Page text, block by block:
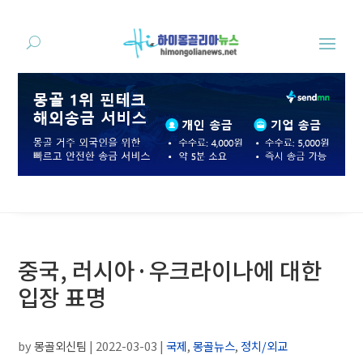
중국, 러시아·우크라이나에 대한
입장 표명
by몽골외신팀 | 2022-03-03 |국제,몽골뉴스, 정치/외교